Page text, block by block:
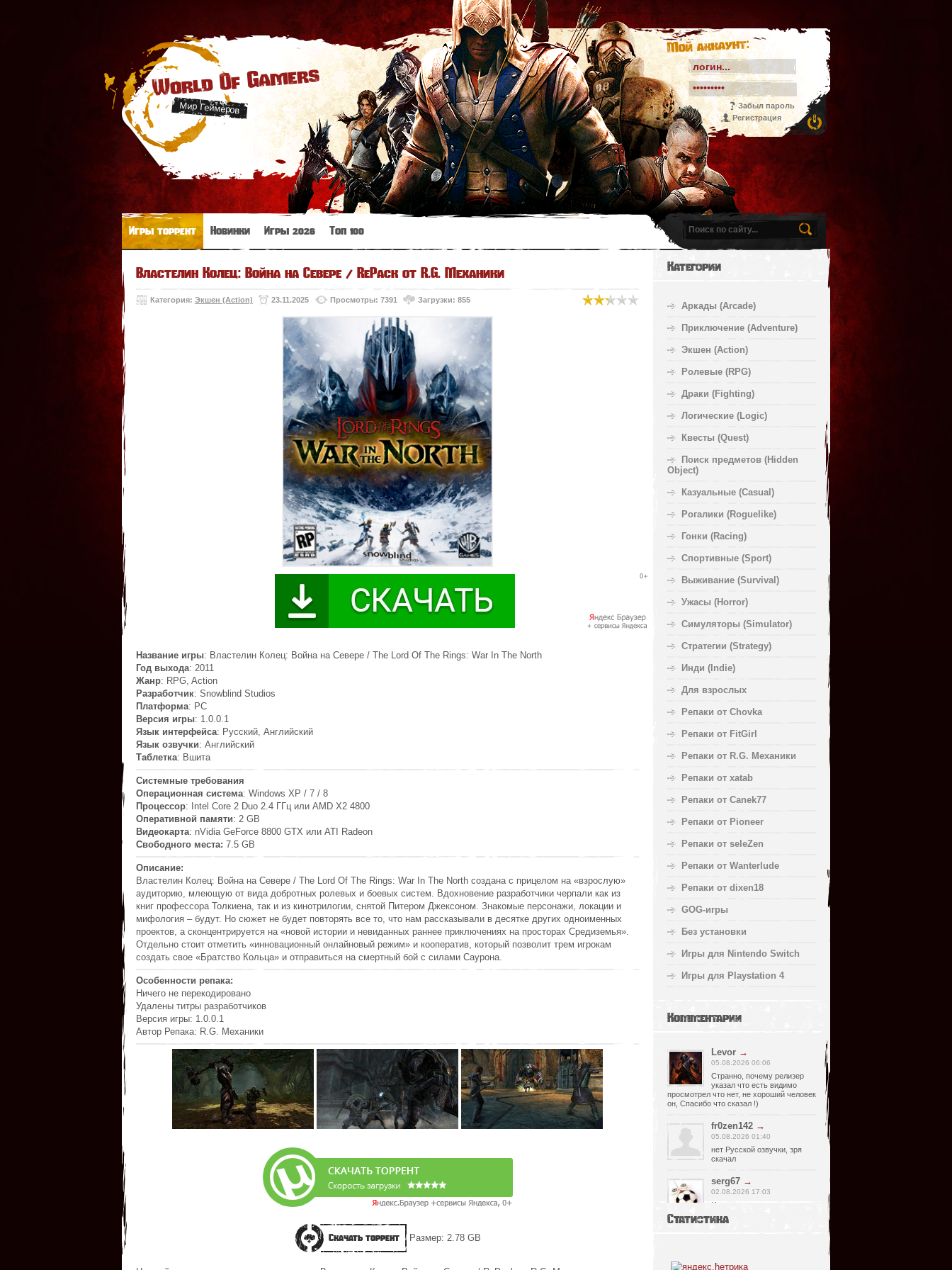
World Of Gamers
Мир Геймеров
Мой аккаунт:
Забыл пароль
Регистрация
Игры торрент Новинки Игры 2026 Топ 100
Властелин Колец: Война на Севере / RePack от R.G. Механики
Категория: Экшен (Action) 23.11.2025 Просмотры: 7391 Загрузки: 855
Название игры: Властелин Колец: Война на Севере / The Lord Of The Rings: War In The North
Год выхода: 2011
Жанр: RPG, Action
Разработчик: Snowblind Studios
Платформа: PC
Версия игры: 1.0.0.1
Язык интерфейса: Русский, Английский
Язык озвучки: Английский
Таблетка: Вшита
Системные требования
Операционная система: Windows XP / 7 / 8
Процессор: Intel Core 2 Duo 2.4 ГГц или AMD X2 4800
Оперативной памяти: 2 GB
Видеокарта: nVidia GeForce 8800 GTX или ATI Radeon
Свободного места: 7.5 GB
Описание:
Властелин Колец: Война на Севере / The Lord Of The Rings: War In The North создана с прицелом на «взрослую»
аудиторию, млеющую от вида добротных ролевых и боевых систем. Вдохновение разработчики черпали как из
книг профессора Толкиена, так и из кинотрилогии, снятой Питером Джексоном. Знакомые персонажи, локации и
мифология – будут. Но сюжет не будет повторять все то, что нам рассказывали в десятке других одноименных
проектов, а сконцентрируется на «новой истории и невиданных раннее приключениях на просторах Средиземья».
Отдельно стоит отметить «инновационный онлайновый режим» и кооператив, который позволит трем игрокам
создать свое «Братство Кольца» и отправиться на смертный бой с силами Саурона.
Особенности репака:
Ничего не перекодировано
Удалены титры разработчиков
Версия игры: 1.0.0.1
Автор Репака: R.G. Механики
Скачать торрент Размер: 2.78 GB
Категории
Аркады (Arcade)
Приключение (Adventure)
Экшен (Action)
Ролевые (RPG)
Драки (Fighting)
Логические (Logic)
Квесты (Quest)
Поиск предметов (Hidden
Object)
Казуальные (Casual)
Рогалики (Roguelike)
Гонки (Racing)
Спортивные (Sport)
Выживание (Survival)
Ужасы (Horror)
Симуляторы (Simulator)
Стратегии (Strategy)
Инди (Indie)
Для взрослых
Репаки от Chovka
Репаки от FitGirl
Репаки от R.G. Механики
Репаки от xatab
Репаки от Canek77
Репаки от Pioneer
Репаки от seleZen
Репаки от Wanterlude
Репаки от dixen18
GOG-игры
Без установки
Игры для Nintendo Switch
Игры для Playstation 4
Комментарии
Levor →
05.08.2026 06:06
Странно, почему релизер
указал что есть видимо
просмотрел что нет, не хороший человек
он, Спасибо что сказал !)
fr0zen142 →
05.08.2026 01:40
нет Русской озвучки, зря
скачал
serg67 →
02.08.2026 17:03
Игра интересная,а снизил
уменьшения экрана,играешь только на
glbvoyea5806
Статистика